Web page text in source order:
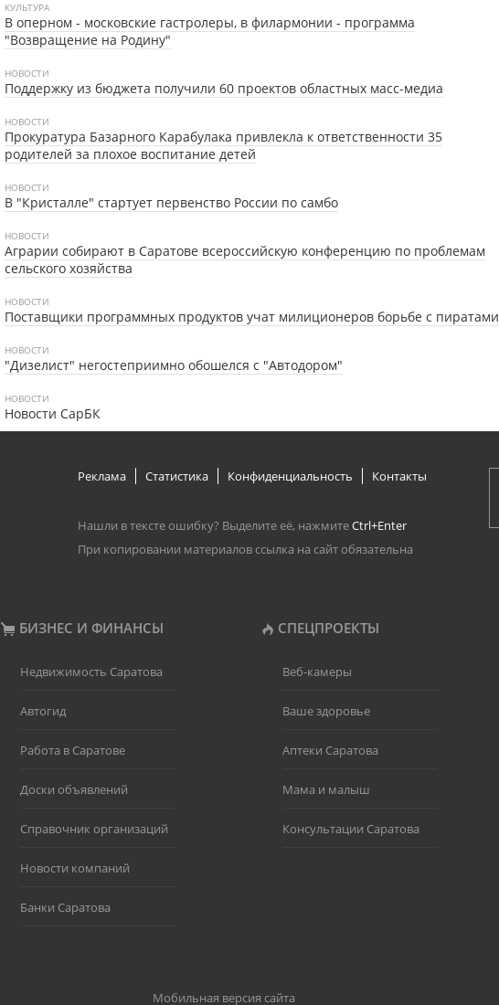
КУЛЬТУРА
В оперном - московские гастролеры, в филармонии - программа
"Возвращение на Родину"
НОВОСТИ
Поддержку из бюджета получили 60 проектов областных масс-медиа
НОВОСТИ
Прокуратура Базарного Карабулака привлекла к ответственности 35
родителей за плохое воспитание детей
НОВОСТИ
В "Кристалле" стартует первенство России по самбо
НОВОСТИ
Аграрии собирают в Саратове всероссийскую конференцию по проблемам
сельского хозяйства
НОВОСТИ
Поставщики программных продуктов учат милиционеров борьбе с пиратами
НОВОСТИ
"Дизелист" негостеприимно обошелся с "Автодором"
НОВОСТИ
Новости СарБК
Реклама Статистика Конфиденциальность Контакты
Нашли в тексте ошибку? Выделите её, нажмитеCtrl+Enter
При копировании материалов ссылка на сайт обязательна
БИЗНЕС И ФИНАНСЫ СПЕЦПРОЕКТЫ
Недвижимость Саратова
Автогид
Работа в Саратове
Доски объявлений
Справочник организаций
Новости компаний
Банки Саратова
Веб-камеры
Ваше здоровье
Аптеки Саратова
Мама и малыш
Консультации Саратова
Мобильная версия сайта